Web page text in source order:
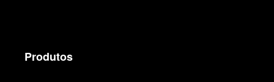
Produtos